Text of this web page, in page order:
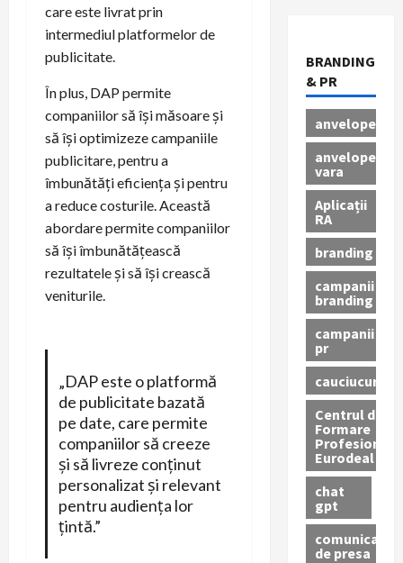
care este livrat prin
intermediul platformelor de
publicitate.
În plus, DAP permite
companiilor să își măsoare și
să își optimizeze campaniile
publicitare, pentru a
îmbunătăți eficiența și pentru
a reduce costurile. Această
abordare permite companiilor
să își îmbunătățească
rezultatele și să își crească
veniturile.
„DAP este o platformă
de publicitate bazată
pe date, care permite
companiilor să creeze
și să livreze conținut
personalizat și relevant
pentru audiența lor
țintă.”
BRANDING
& PR
anvelope
anvelope
vara
Aplicații
RA
branding
campanii
branding
campanii
pr
cauciucuri
Centrul de
Formare
Profesionala
Eurodeal
chat
gpt
comunicat
de presa